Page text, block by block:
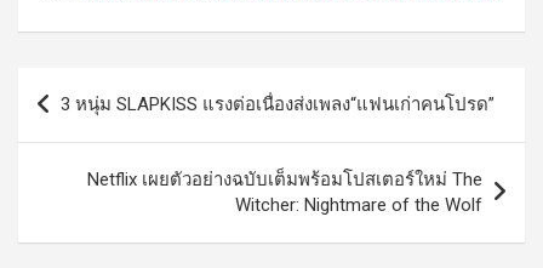
Post
navigation
3 หนุ่ม SLAPKISS แรงต่อเนื่องส่งเพลง“แฟนเก่าคนโปรด”
Netflix เผยตัวอย่างฉบับเต็มพร้อมโปสเตอร์ใหม่ The
Witcher: Nightmare of the Wolf